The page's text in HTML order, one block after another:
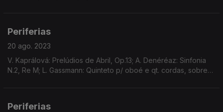
Periferias
20 ago. 2023
V. Kaprálová: Prelúdios de Abril, Op.13; A. Denéréaz: Sinfonia
N.2, Re M; L. Gassmann: Quinteto p/ oboé e qt. cordas, sobre
Periferias